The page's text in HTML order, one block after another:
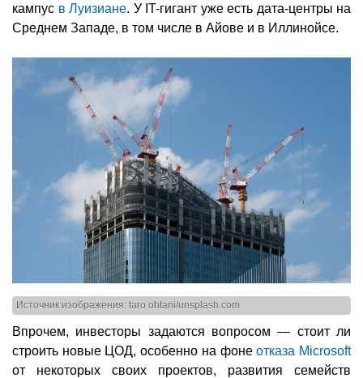
кампус в Луизиане. У IT-гигант уже есть дата-центры на
Среднем Западе, в том числе в Айове и в Иллинойсе.
Источник изображения: taro ohtani/unsplash.com
Впрочем, инвесторы задаются вопросом — стоит ли
строить новые ЦОД, особенно на фонеотказа Microsoft
от некоторых своих проектов, развития семейств